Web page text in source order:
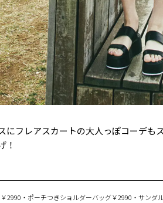
にフレアスカートの大人っぽコーデ
！
2990・ポーチつきショルダーバッグ￥2990・サンダ